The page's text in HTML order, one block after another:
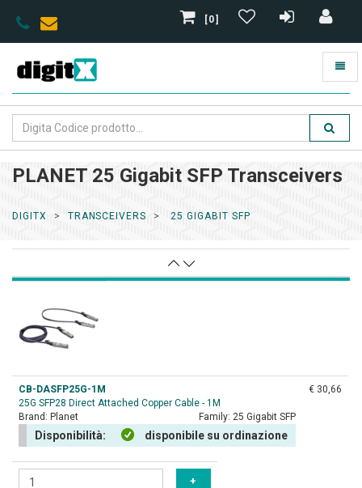
[0]
PLANET 25 Gigabit SFP Transceivers
DIGITX TRANSCEIVERS 25 GIGABIT SFP
CB-DASFP25G-1M
25G SFP28 Direct Attached Copper Cable - 1M
Brand: Planet Family: 25 Gigabit SFP
Disponibilità: disponibile su ordinazione
€ 30,66